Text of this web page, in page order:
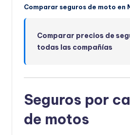
Comparar seguros de moto en
Comparar precios de
todas las compañías
Seguros por
de motos